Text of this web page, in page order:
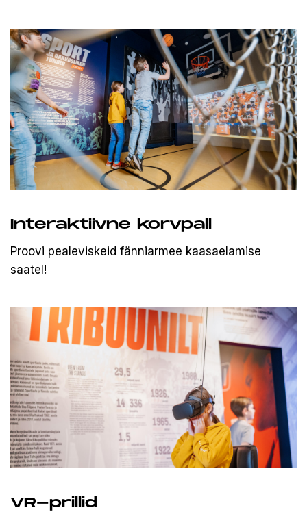
Interaktiivne korvpall
Proovi pealeviskeid fänniarmee kaasaelamise
saatel!
VR-prillid